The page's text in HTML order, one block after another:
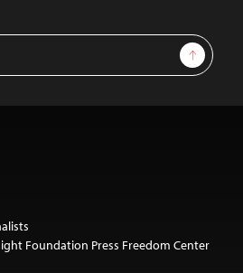
Sign Up
Foundation Press Freedom Center